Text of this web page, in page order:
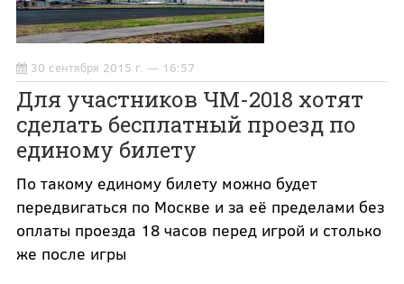
30 сентября 2015 г. — 16:57
Для участников ЧМ-2018 хотят
сделать бесплатный проезд по
единому билету
По такому единому билету можно будет
передвигаться по Москве и за её пределами без
оплаты проезда 18 часов перед игрой и столько
же после игры